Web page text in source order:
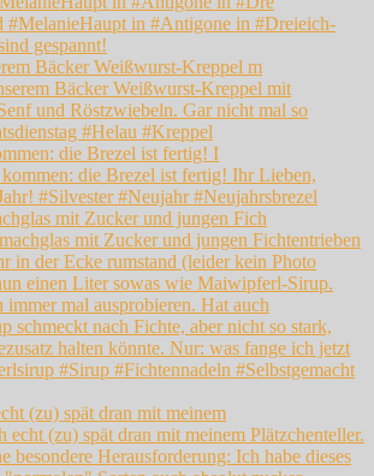
Bäcker Weißwurst-Kreppel m
die Brezel ist fertig! I
mit Zucker und jungen Fich
(zu) spät dran mit meinem